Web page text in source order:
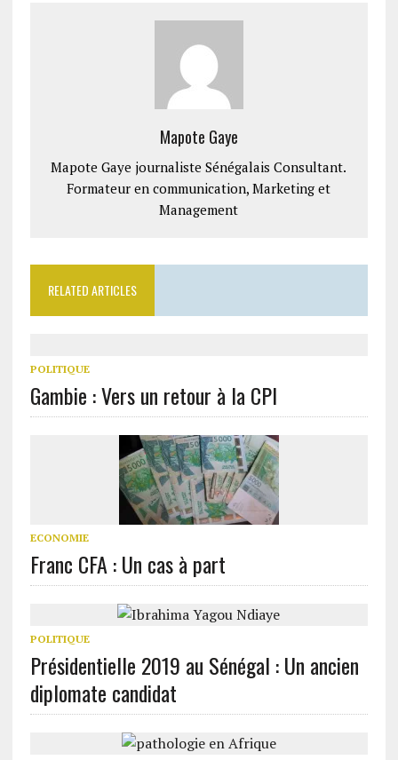
Mapote Gaye
Mapote Gaye journaliste Sénégalais Consultant.
Formateur en communication, Marketing et
Management
RELATED ARTICLES
POLITIQUE
Gambie : Vers un retour à la CPI
ECONOMIE
Franc CFA : Un cas à part
POLITIQUE
Présidentielle 2019 au Sénégal : Un ancien
diplomate candidat